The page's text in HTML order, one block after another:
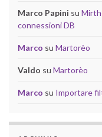
Marco Papini su
connessioni DB
Marco su Martorèo
Valdo su Martorèo
Marco su Importare